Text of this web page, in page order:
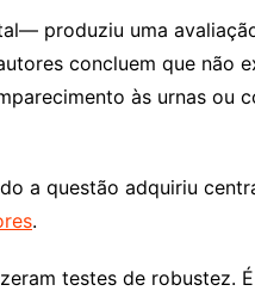
produziu uma
concluem que não
às urnas ou
a questão adquiriu
.
testes de robustez.